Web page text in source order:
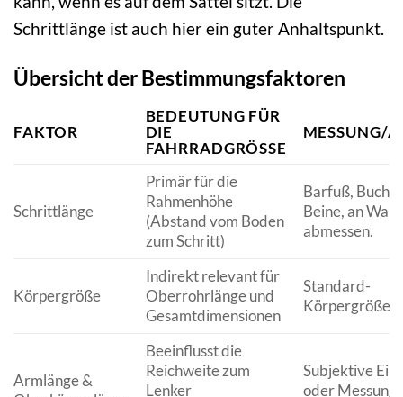
Schrittlänge ist auch hier ein guter Anhaltspunkt.
Übersicht der Bestimmungsfaktoren
FAKTOR
BEDEUTUNG FÜR
DIE
FAHRRADGRÖSSE
MESSUNG/
Schrittlänge
Primär für die
Rahmenhöhe
(Abstand vom Boden
zum Schritt)
Barfuß, Buch
Beine, an
abmessen.
Körpergröße
Indirekt relevant für
Oberrohrlänge und
Gesamtdimensionen
Standard-
Armlänge &
Beeinflusst die
Reichweite zum
Lenker
Subjektive
oder Messung